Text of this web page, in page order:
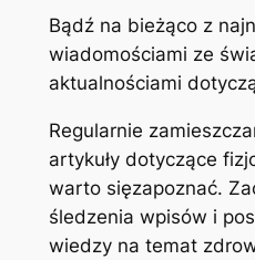
Bądź na bieżąco z
wiadomościami ze
aktualnościami
Regularnie
artykuły dotyczące
warto sięzapoznać.
śledzenia wpisów i
wiedzy na temat